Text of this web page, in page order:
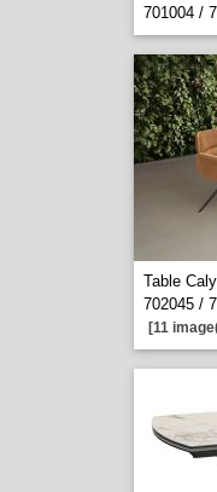
701004 /
Table
702045 /
[11